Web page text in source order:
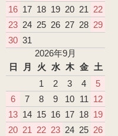
16 17 18 19 20 21 22
23 24 25 26 27 28 29
30 31
2026年9月
日
月 火 水 木 金
土
1
2 3 4
5
6
7 8 9 10 11 12
13 14 15 16 17 18 19
20 21 22 23 24 25 26